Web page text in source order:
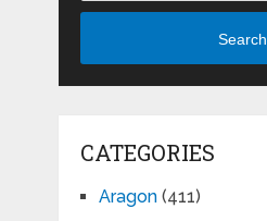
Search
CATEGORIES
Aragon(411)